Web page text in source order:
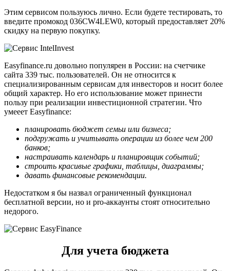
Этим сервисом пользуюсь лично. Если будете тестировать, то
введите промокод 036CW4LEW0, который предоставляет 20%
скидку на первую покупку.
Easyfinance.ru довольно популярен в России: на счетчике
сайта 339 тыс. пользователей. Он не относится к
специализированным сервисам для инвесторов и носит более
общий характер. Но его использование может принести
пользу при реализации инвестиционной стратегии. Что
умееет Easyfinance:
планировать бюджет семьи или бизнеса;
подгружать и учитывать операции из более чем 200
банков;
настраивать календарь и планировщик событий;
строить красивые графики, таблицы, диаграммы;
давать финансовые рекомендации.
Недостатком я бы назвал ограниченный функционал
бесплатной версии, но и pro-аккаунты стоят относительно
недорого.
Для учета бюджета